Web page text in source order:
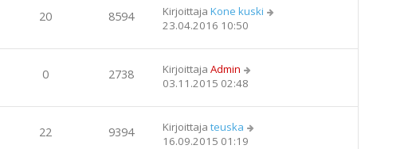
20 8594 Kirjoittaja Kone kuski
23.04.2016 10:50
0 2738 Kirjoittaja Admin
03.11.2015 02:48
22 9394 Kirjoittaja teuska
16.09.2015 01:19